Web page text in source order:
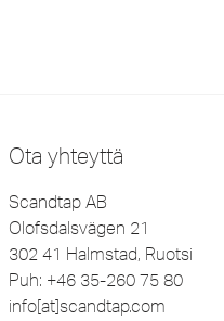
Ota yhteyttä
Scandtap AB
Olofsdalsvägen 21
302 41 Halmstad, Ruotsi
Puh: +46 35-260 75 80
info[at]scandtap.com